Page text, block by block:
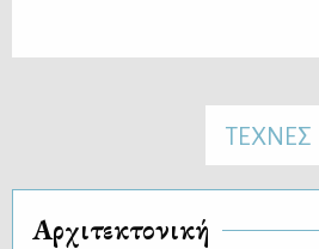
ΤΕΧΝΕΣ
Αρχιτεκτονική